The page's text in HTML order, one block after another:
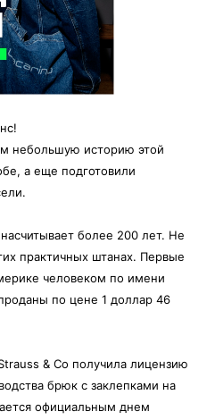
небольшую историю этой
а еще подготовили
более 200 лет. Не
практичных штанах. Первые
человеком по имени
по цене 1 доллар 46
& Co получила лицензию
брюк с заклепками на
официальным днем